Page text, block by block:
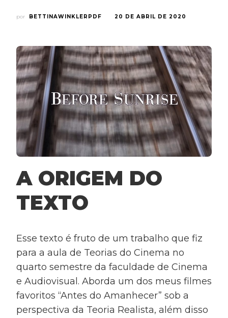
por BETTINAWINKLERPDF 20 DE ABRIL DE 2020
A ORIGEM DO
TEXTO
Esse texto é fruto de um trabalho que fiz
para a aula de Teorias do Cinema no
quarto semestre da faculdade de Cinema
e Audiovisual. Aborda um dos meus filmes
favoritos “Antes do Amanhecer” sob a
perspectiva da Teoria Realista, além disso